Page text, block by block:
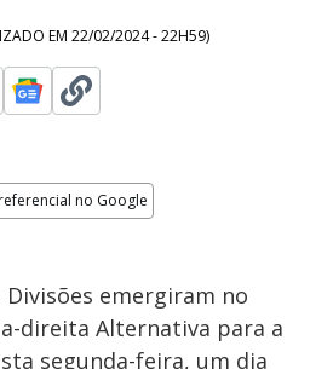
EM 22/02/2024 - 22H59)
no Google
Divisões emergiram no
direita Alternativa para a
segunda-feira, um dia